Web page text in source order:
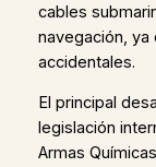
cables
navegación,
accidentales.
El principal
legislación
Armas